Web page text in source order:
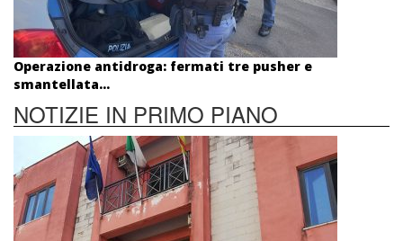
Operazione antidroga: fermati tre pusher e
smantellata...
NOTIZIE IN PRIMO PIANO